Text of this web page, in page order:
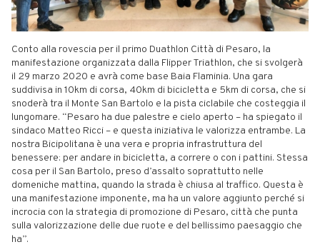
Conto alla rovescia per il primo Duathlon Città di Pesaro, la
manifestazione organizzata dalla Flipper Triathlon, che si svolgerà
il 29 marzo 2020 e avrà come base Baia Flaminia. Una gara
suddivisa in 10km di corsa, 40km di bicicletta e 5km di corsa, che si
snoderà tra il Monte San Bartolo e la pista ciclabile che costeggia il
lungomare. “Pesaro ha due palestre e cielo aperto – ha spiegato il
sindaco Matteo Ricci – e questa iniziativa le valorizza entrambe. La
nostra Bicipolitana è una vera e propria infrastruttura del
benessere: per andare in bicicletta, a correre o con i pattini. Stessa
cosa per il San Bartolo, preso d’assalto soprattutto nelle
domeniche mattina, quando la strada è chiusa al traffico. Questa è
una manifestazione imponente, ma ha un valore aggiunto perché si
incrocia con la strategia di promozione di Pesaro, città che punta
sulla valorizzazione delle due ruote e del bellissimo paesaggio che
ha”.